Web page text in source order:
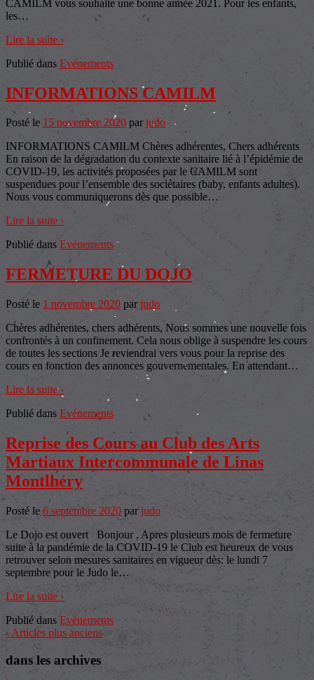
CAMILM vous souhaite une bonne année 2021. Pour les enfants,
les…
Lire la suite ›
Publié dans Evénements
INFORMATIONS CAMILM
Posté le 15 novembre 2020 par judo
INFORMATIONS CAMILM Chères adhérentes, Chers adhérents
En raison de la dégradation du contexte sanitaire lié à l’épidémie de
COVID-19, les activités proposées par le CAMILM sont
suspendues pour l’ensemble des sociétaires (baby, enfants adultes).
Nous vous communiquerons dès que possible…
Lire la suite ›
Publié dans Evénements
FERMETURE DU DOJO
Posté le 1 novembre 2020 par judo
Chères adhérentes, chers adhérents, Nous sommes une nouvelle fois
confrontés à un confinement. Cela nous oblige à suspendre les cours
de toutes les sections Je reviendrai vers vous pour la reprise des
cours en fonction des annonces gouvernementales. En attendant…
Lire la suite ›
Publié dans Evénements
Reprise des Cours au Club des Arts
Martiaux Intercommunale de Linas
Montlhéry
Posté le 6 septembre 2020 par judo
Le Dojo est ouvert Bonjour , Apres plusieurs mois de fermeture
suite à la pandémie de la COVID-19 le Club est heureux de vous
retrouver selon mesures sanitaires en vigueur dès: le lundi 7
septembre pour le Judo le…
Lire la suite ›
Publié dans Evénements
‹ Articles plus anciens
dans les archives